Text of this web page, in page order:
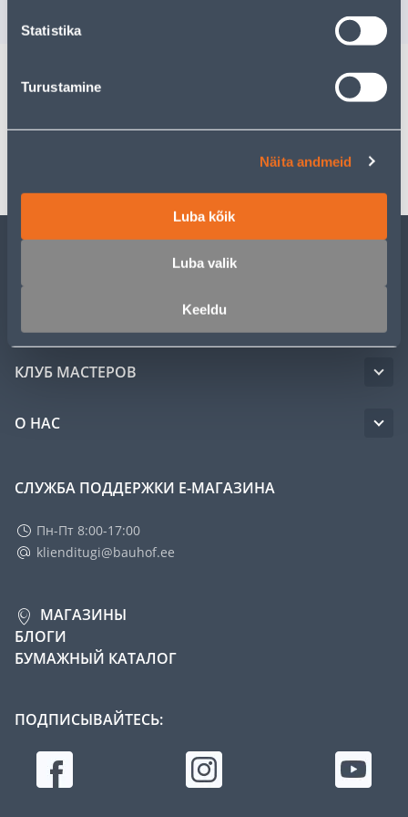
Statistika
Turustamine
Näita andmeid
Luba kõik
Luba valik
Keeldu
ОБСЛУЖИВАНИЕ ЧАСТНЫХ КЛИЕНТОВ
КЛУБ МАСТЕРОВ
О НАС
СЛУЖБА ПОДДЕРЖКИ Е-МАГАЗИНА
Пн-Пт 8:00-17:00
klienditugi@bauhof.ee
МАГАЗИНЫ
БЛОГИ
БУМАЖНЫЙ КАТАЛОГ
ПОДПИСЫВАЙТЕСЬ: